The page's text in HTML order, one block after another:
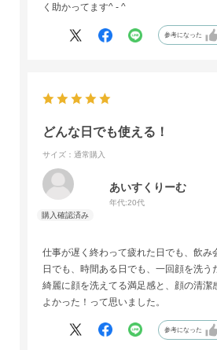
く助かってます^ - ^
参考になった
どんな日でも使える！
サイズ：通常購入
あいすくりーむ
年代:20代
仕事が遅く終わって疲れた日でも、飲み
日でも、時間ある日でも、一回顔を洗う
綺麗に顔を洗えてる満足感と、顔の清潔
よかった！って思いました。
参考になった